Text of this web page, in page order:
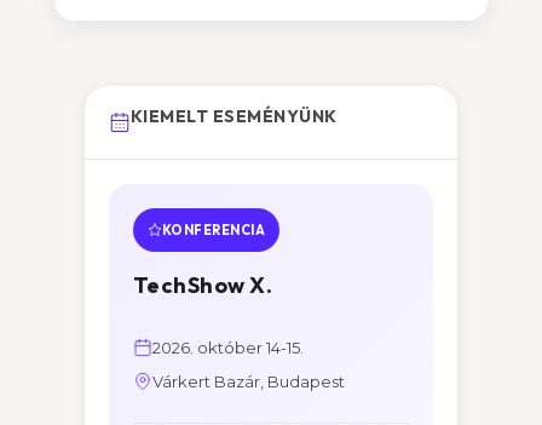
KIEMELT ESEMÉNYÜNK
KONFERENCIA
TechShow X.
2026. október 14-15.
Várkert Bazár, Budapest